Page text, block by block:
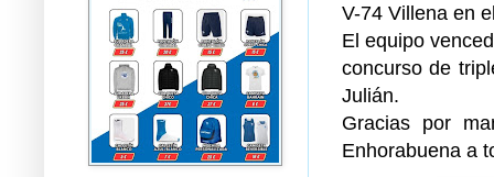
V-74 Villena en
El equipo
concurso de
Julián.
Gracias por
Enhorabuena a